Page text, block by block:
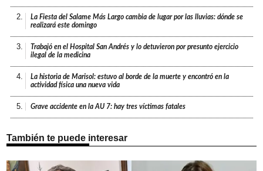
2.
La Fiesta del Salame Más Largo cambia de lugar por las lluvias: dónde se
realizará este domingo
3.
Trabajó en el Hospital San Andrés y lo detuvieron por presunto ejercicio
ilegal de la medicina
4.
La historia de Marisol: estuvo al borde de la muerte y encontró en la
actividad física una nueva vida
5. Grave accidente en la AU 7: hay tres víctimas fatales
También te puede interesar